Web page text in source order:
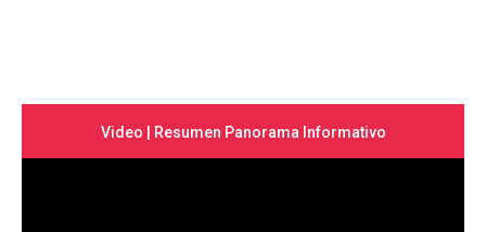
Video | Resumen Panorama Informativo